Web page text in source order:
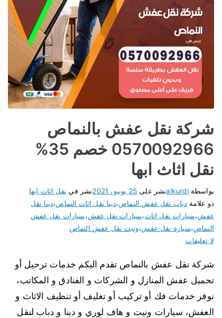
شركة نقل عفش بالنماص
0570092966 خصم 35%
نقل اثاث ابها
بواسطةalkurdiنشر على 25 يونيو، 2021 نشر في نقل اثاث ابها
ذو علامة دباب نقل عفش النماص،دينا نقل اثاث النماص،دينا نقل
عفش،سيارات نقل اثاث،سيارات نقل عفش،سيارات نقل عفش
النماص،سيارة نقل عفش،ونيت نقل عفش النماص
لا تعليقات
شركة نقل عفش بالنماص تقدم اليكم خدمات ترحيل أو
تحميل عفش المنازل و الشركات و الفنادق و المكاتب،
نوفر خدمات فك أو تركيب أو تغليف أو تنظيف الاثاث و
العفش، سيارات ونيت و هاف لوري و دينا و دباب لنقل